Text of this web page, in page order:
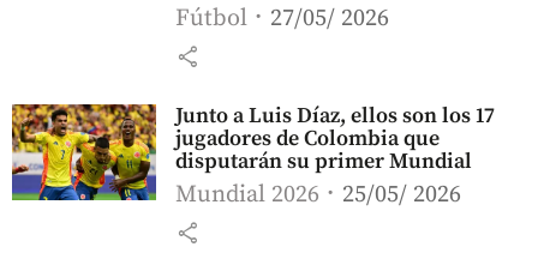
Fútbol 27/05/ 2026
share
Junto a Luis Díaz, ellos son los 17
jugadores de Colombia que
disputarán su primer Mundial
Mundial 2026 25/05/ 2026
share